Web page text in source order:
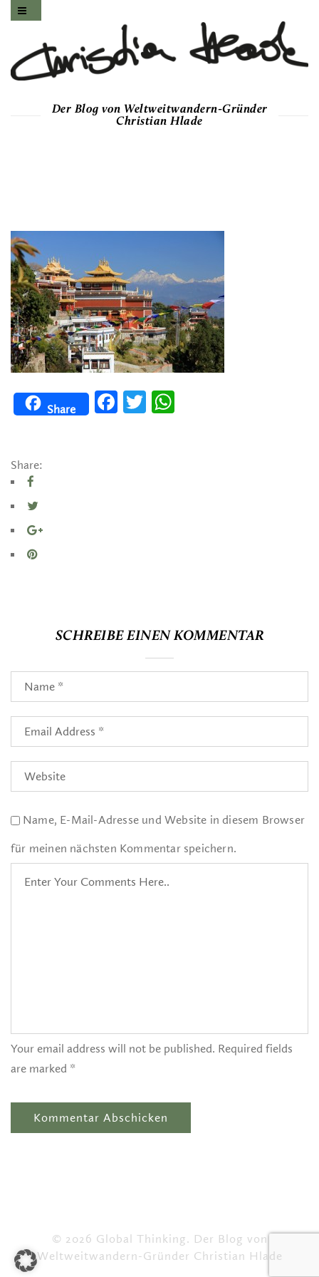
Der Blog von Weltweitwandern-Gründer
Christian Hlade
Share
FacebookTwitter
Share:
SCHREIBE EINEN KOMMENTAR
Name, E-Mail-Adresse und Website in diesem Browser
für meinen nächsten Kommentar speichern.
Your email address will not be published. Required fields
are marked *
© 2026 Global Thinking. Der Blog von
Weltweitwandern-Gründer Christian Hlade